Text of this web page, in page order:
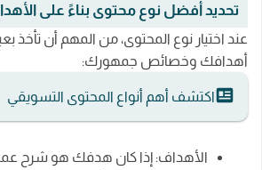
تحديد أفضل نوع محتوى بناءً على
عند اختيار نوع المحتوى، من المهم أن تأخذ
أهدافك وخصائص جمهورك:
اكتشف أهم أنواع المحتوى التسويقي
الأهداف: إذا كان هدفك هو شرح